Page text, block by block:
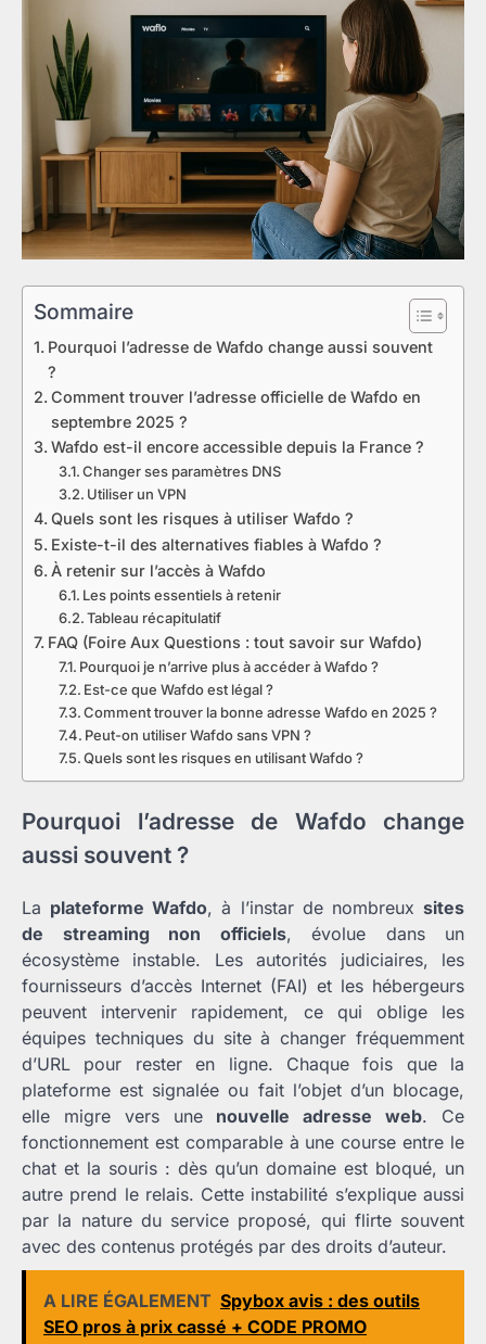
Sommaire
Pourquoi l’adresse de Wafdo change aussi souvent
?
Comment trouver l’adresse officielle de Wafdo en
septembre 2025 ?
Wafdo est-il encore accessible depuis la France ?
Changer ses paramètres DNS
Utiliser un VPN
Quels sont les risques à utiliser Wafdo ?
Existe-t-il des alternatives fiables à Wafdo ?
À retenir sur l’accès à Wafdo
Les points essentiels à retenir
Tableau récapitulatif
FAQ (Foire Aux Questions : tout savoir sur Wafdo)
Pourquoi je n’arrive plus à accéder à Wafdo ?
Est-ce que Wafdo est légal ?
Comment trouver la bonne adresse Wafdo en 2025 ?
Peut-on utiliser Wafdo sans VPN ?
Quels sont les risques en utilisant Wafdo ?
Pourquoi l’adresse de Wafdo change
aussi souvent ?
La plateforme Wafdo, à l’instar de nombreuxsites
de streaming non officiels, évolue dans un
écosystème instable. Les autorités judiciaires, les
fournisseurs d’accès Internet (FAI) et les hébergeurs
peuvent intervenir rapidement, ce qui oblige les
équipes techniques du site à changer fréquemment
d’URL pour rester en ligne. Chaque fois que la
plateforme est signalée ou fait l’objet d’un blocage,
elle migre vers une nouvelle adresse web. Ce
fonctionnement est comparable à une course entre le
chat et la souris : dès qu’un domaine est bloqué, un
autre prend le relais. Cette instabilité s’explique aussi
par la nature du service proposé, qui flirte souvent
avec des contenus protégés par des droits d’auteur.
A LIRE ÉGALEMENT Spybox avis : des outils
SEO pros à prix cassé + CODE PROMO